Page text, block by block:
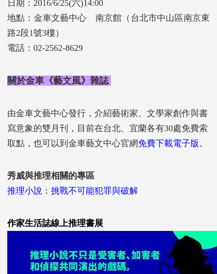
日期：2016/6/25(六)14:00
地點：金車文藝中心 南京館（台北市中山區南京東
路2段1號3樓）
電話：02-2562-8629
關於金車《藝文風》雜誌
由金車文藝中心發行，介紹藝術家、文學家創作與書
寫意象的雙月刊，目前在台北、宜蘭各有30處免費索
取點，也可以到金車藝文中心官網免費下載電子版 。
秀威與推理相關的專區
推理小說：挑戰不可能犯罪與破解
作家生活誌線上推理書展